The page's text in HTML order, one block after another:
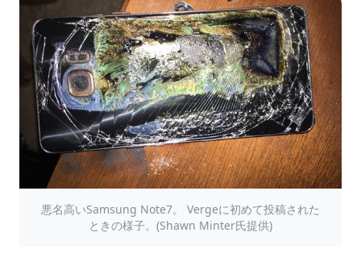
悪名高いSamsung Note7。 Vergeに初めて投稿された
ときの様子。(Shawn Minter氏提供)